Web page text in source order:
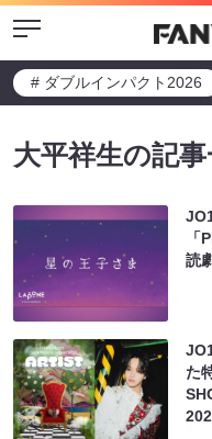
Menu
# ダブルインパクト2026
大平祥生の記
読
た